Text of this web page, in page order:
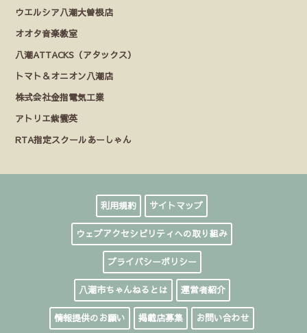
ウエルシア八潮大曽根店
オオタ音楽教室
八潮ATTACKS（アタックス）
トマト＆オニオン八潮店
株式会社金指電気工業
アトリエ紫雲英
RTA指定スクールあーしゃん
利用規約 サイトマップ
ウェブアクセシビリティへの取り組み
プライバシーポリシー
八潮市ちゃんねるとは 運営者紹介
情報提供のお願い 掲載店募集 お問い合わせ